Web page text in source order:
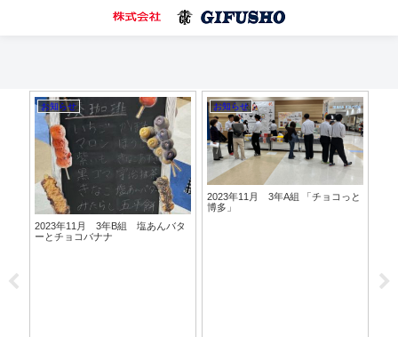
お知らせ
2023年11月 3年B組 塩あんバタ
ーとチョコバナナ
お知らせ
2023年11月 3年A組 「チョコっと
博多」